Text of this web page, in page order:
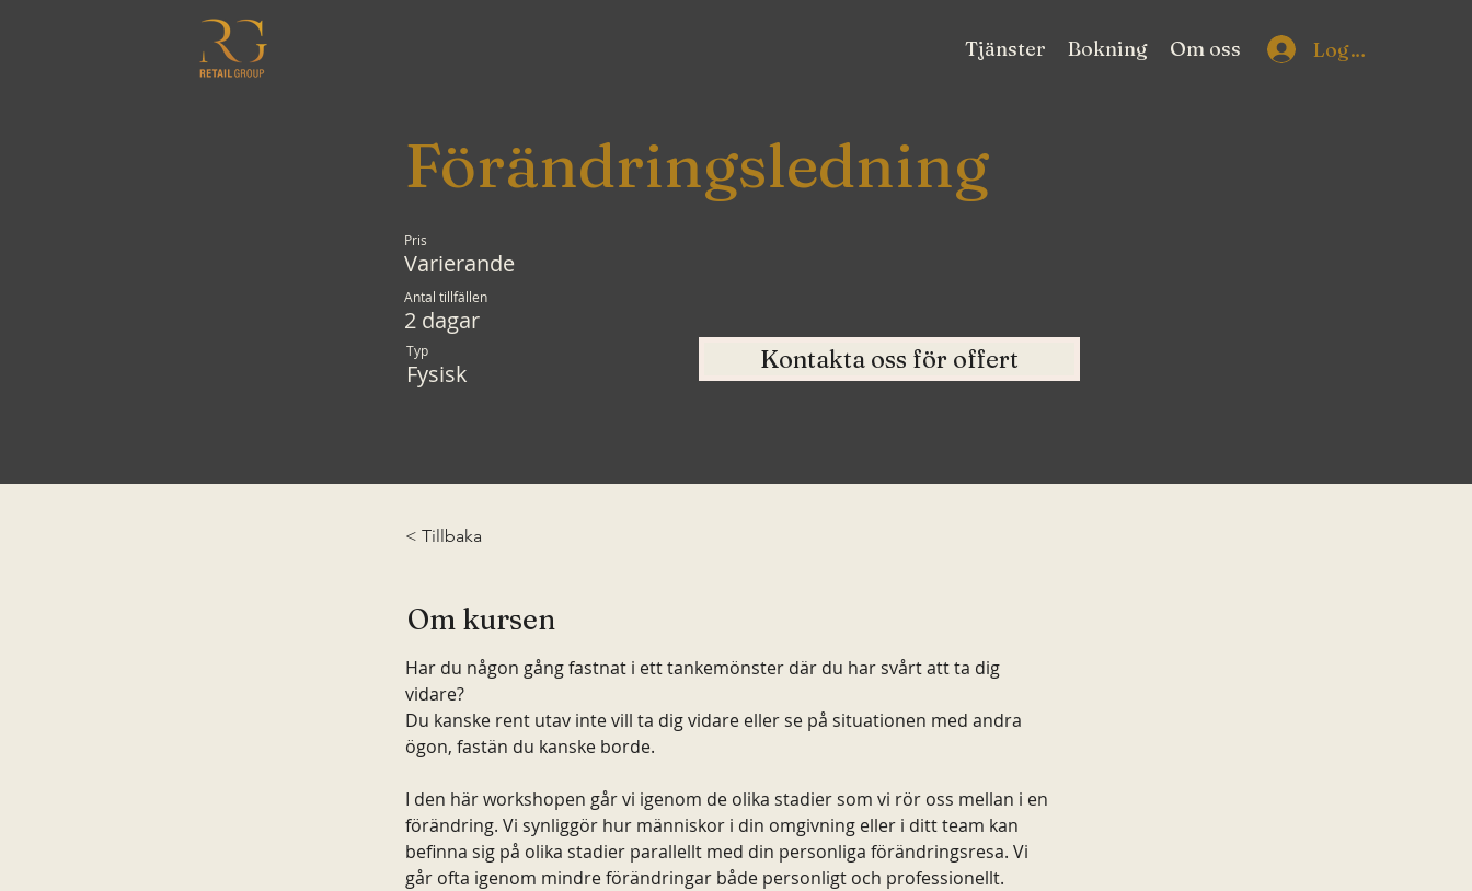
Tjänster Bokning Om oss Logga in
Förändringsledning
Pris
Varierande
Antal tillfällen
2 dagar
Typ
Fysisk Kontakta oss för offert
< Tillbaka
Om kursen
Har du någon gång fastnat i ett tankemönster där du har svårt att ta dig
vidare?
Du kanske rent utav inte vill ta dig vidare eller se på situationen med andra
ögon, fastän du kanske borde.
I den här workshopen går vi igenom de olika stadier som vi rör oss mellan i en
förändring. Vi synliggör hur människor i din omgivning eller i ditt team kan
befinna sig på olika stadier parallellt med din personliga förändringsresa. Vi
går ofta igenom mindre förändringar både personligt och professionellt.